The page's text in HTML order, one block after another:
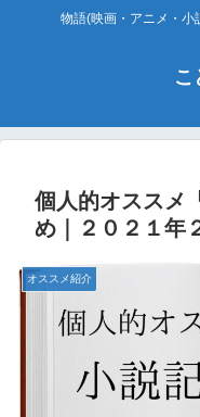
物語(映画・アニメ・小
こ
個人的オススメ
め｜２０２１年
オススメ紹介